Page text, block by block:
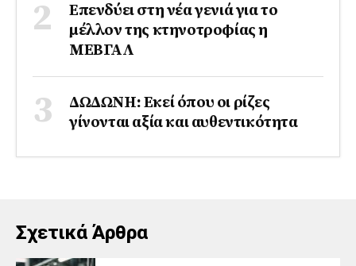
Επενδύει στη νέα γενιά για το
μέλλον της κτηνοτροφίας η
ΜΕΒΓΑΛ
ΔΩΔΩΝΗ: Εκεί όπου οι ρίζες
γίνονται αξία και αυθεντικότητα
Σχετικά Άρθρα